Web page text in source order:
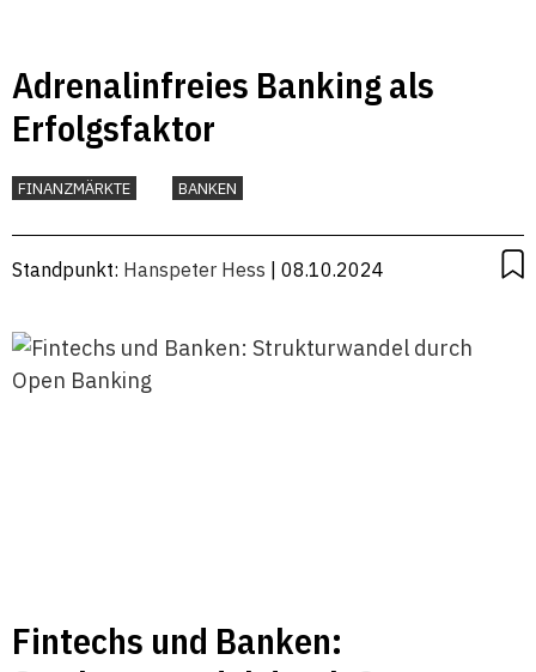
Adrenalinfreies Banking als
Erfolgsfaktor
FINANZMÄRKTE BANKEN
Standpunkt: Hanspeter Hess | 08.10.2024
Fintechs und Banken: